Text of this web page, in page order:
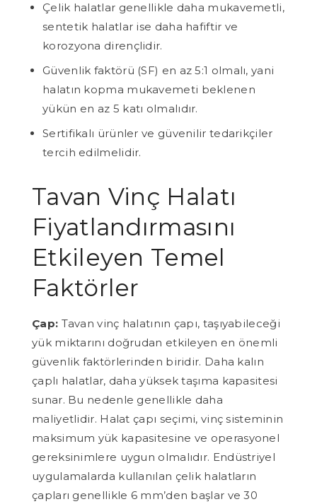
Çelik halatlar genellikle daha mukavemetli,
sentetik halatlar ise daha hafiftir ve
korozyona dirençlidir.
Güvenlik faktörü (SF) en az 5:1 olmalı, yani
halatın kopma mukavemeti beklenen
yükün en az 5 katı olmalıdır.
Sertifikalı ürünler ve güvenilir tedarikçiler
tercih edilmelidir.
Tavan Vinç Halatı
Fiyatlandırmasını
Etkileyen Temel
Faktörler
Çap: Tavan vinç halatının çapı, taşıyabileceği
yük miktarını doğrudan etkileyen en önemli
güvenlik faktörlerinden biridir. Daha kalın
çaplı halatlar, daha yüksek taşıma kapasitesi
sunar. Bu nedenle genellikle daha
maliyetlidir. Halat çapı seçimi, vinç sisteminin
maksimum yük kapasitesine ve operasyonel
gereksinimlere uygun olmalıdır. Endüstriyel
uygulamalarda kullanılan çelik halatların
çapları genellikle 6 mm’den başlar ve 30